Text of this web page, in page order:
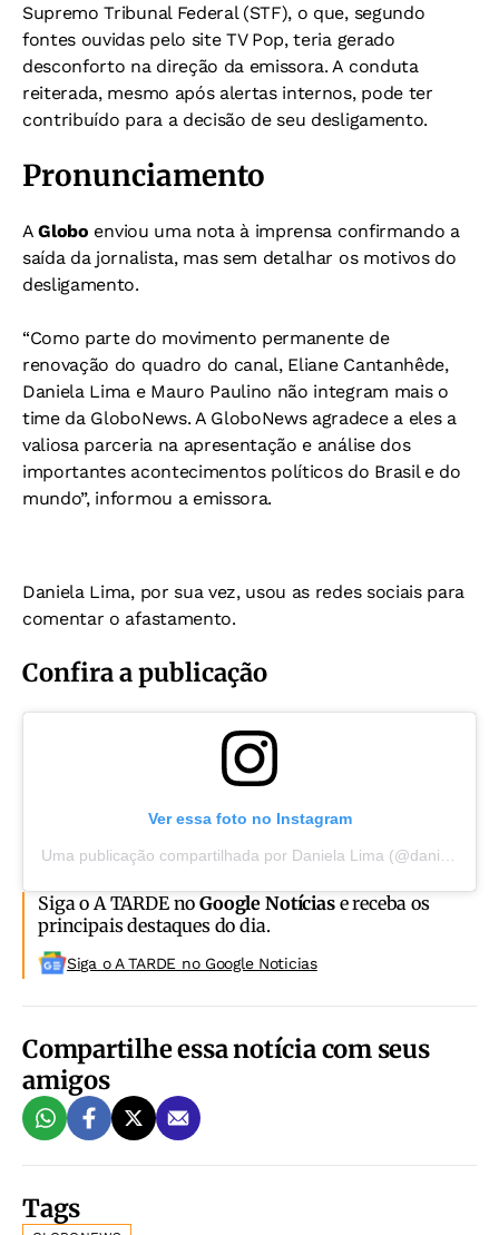
Supremo Tribunal Federal (STF), o que, segundo
fontes ouvidas pelo site TV Pop, teria gerado
desconforto na direção da emissora. A conduta
reiterada, mesmo após alertas internos, pode ter
contribuído para a decisão de seu desligamento.
Pronunciamento
AGlobo enviou uma nota à imprensa confirmando a
saída da jornalista, mas sem detalhar os motivos do
desligamento.
“Como parte do movimento permanente de
renovação do quadro do canal, Eliane Cantanhêde,
Daniela Lima e Mauro Paulino não integram mais o
time da GloboNews. A GloboNews agradece a eles a
valiosa parceria na apresentação e análise dos
importantes acontecimentos políticos do Brasil e do
mundo”, informou a emissora.
Daniela Lima, por sua vez, usou as redes sociais para
comentar o afastamento.
Confira a publicação
Ver essa foto no Instagram
Siga o A TARDE noGoogle Notíciase receba os
principais destaques do dia.
Siga o A TARDE no Google Noticias
Compartilhe essa notícia com seus
amigos
Tags